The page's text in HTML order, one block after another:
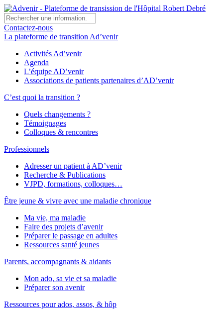
Contactez-nous
La plateforme de transition Ad’venir
Activités Ad’venir
Agenda
L’équipe AD’venir
Associations de patients partenaires d’AD’venir
C’est quoi la transition ?
Quels changements ?
Témoignages
Colloques & rencontres
Professionnels
Adresser un patient à AD’venir
Recherche & Publications
VJPD, formations, colloques…
Être jeune & vivre avec une maladie chronique
Ma vie, ma maladie
Faire des projets d’avenir
Préparer le passage en adultes
Ressources santé jeunes
Parents, accompagnants & aidants
Mon ado, sa vie et sa maladie
Préparer son avenir
Ressources pour ados, assos, & hôp